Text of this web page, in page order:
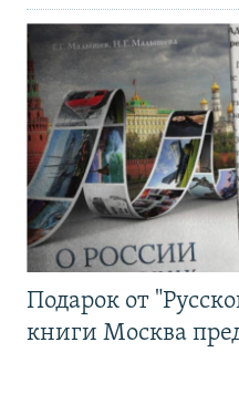
Подарок от
книги Москва